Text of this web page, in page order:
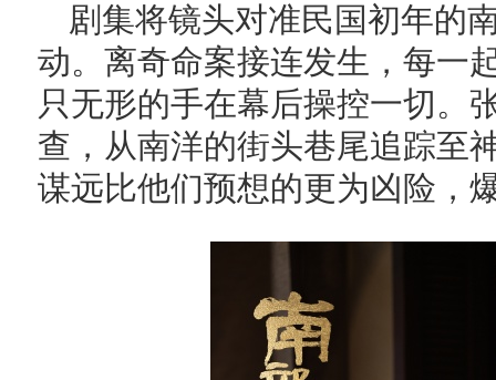
剧集将镜头对准民国初年
动。离奇命案接连发生，每一
只无形的手在幕后操控一切。
查，从南洋的街头巷尾追踪至
谋远比他们预想的更为凶险，